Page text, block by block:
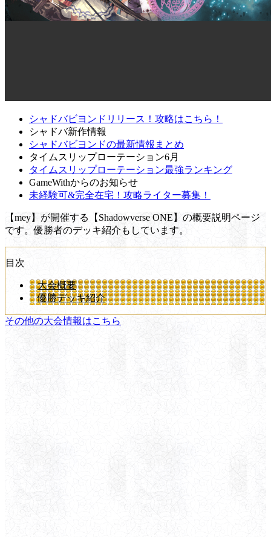
シャドバビヨンドリリース！攻略はこちら！
シャドバ新作情報
シャドバビヨンドの最新情報まとめ
タイムスリップローテーション6月
タイムスリップローテーション最強ランキング
GameWithからのお知らせ
未経験可&完全在宅！攻略ライター募集！
【mey】が開催する【Shadowverse ONE】の概要説明ページ
です。優勝者のデッキ紹介もしています。
目次
大会概要
優勝デッキ紹介
その他の大会情報はこちら